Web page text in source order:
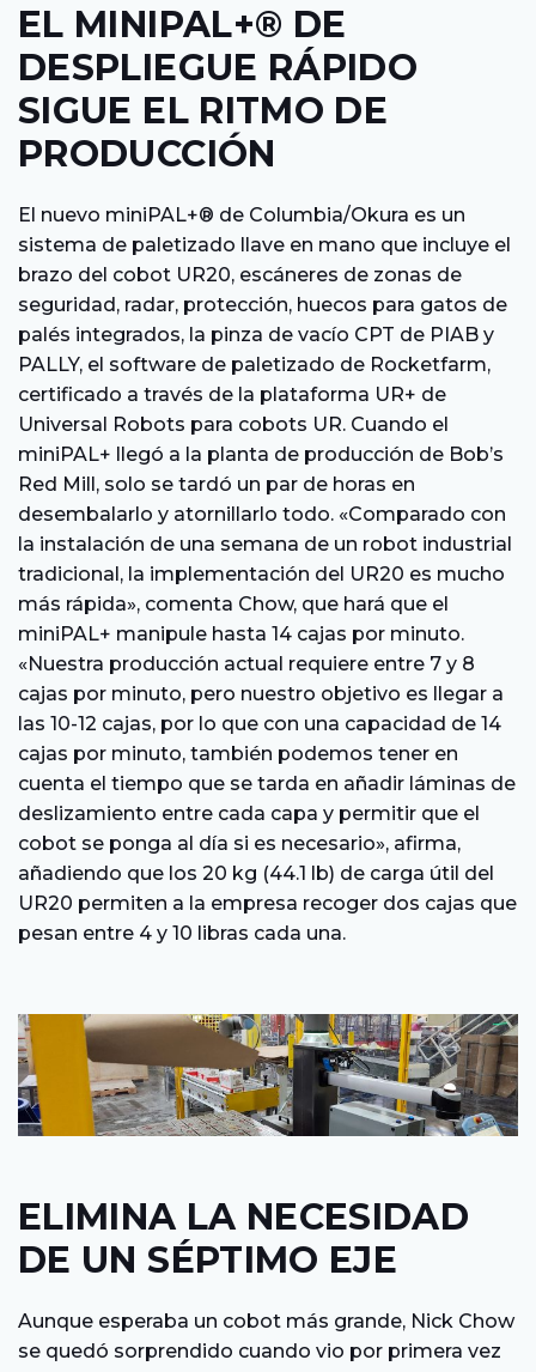
EL MINIPAL+® DE
DESPLIEGUE RÁPIDO
SIGUE EL RITMO DE
PRODUCCIÓN
El nuevo miniPAL+® de Columbia/Okura es un
sistema de paletizado llave en mano que incluye el
brazo del cobot UR20, escáneres de zonas de
seguridad, radar, protección, huecos para gatos de
palés integrados, la pinza de vacío CPT de PIAB y
PALLY, el software de paletizado de Rocketfarm,
certificado a través de la plataforma UR+ de
Universal Robots para cobots UR. Cuando el
miniPAL+ llegó a la planta de producción de Bob’s
Red Mill, solo se tardó un par de horas en
desembalarlo y atornillarlo todo. «Comparado con
la instalación de una semana de un robot industrial
tradicional, la implementación del UR20 es mucho
más rápida», comenta Chow, que hará que el
miniPAL+ manipule hasta 14 cajas por minuto.
«Nuestra producción actual requiere entre 7 y 8
cajas por minuto, pero nuestro objetivo es llegar a
las 10-12 cajas, por lo que con una capacidad de 14
cajas por minuto, también podemos tener en
cuenta el tiempo que se tarda en añadir láminas de
deslizamiento entre cada capa y permitir que el
cobot se ponga al día si es necesario», afirma,
añadiendo que los 20 kg (44.1 lb) de carga útil del
UR20 permiten a la empresa recoger dos cajas que
pesan entre 4 y 10 libras cada una.
ELIMINA LA NECESIDAD
DE UN SÉPTIMO EJE
Aunque esperaba un cobot más grande, Nick Chow
se quedó sorprendido cuando vio por primera vez